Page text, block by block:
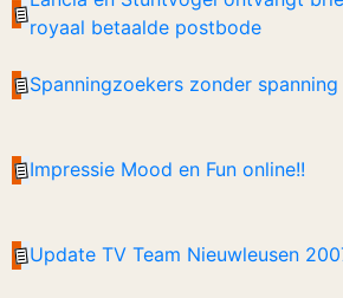
royaal betaalde postbode
Spanningzoekers zonder spanning
Impressie Mood en Fun online!!
Update TV Team Nieuwleusen